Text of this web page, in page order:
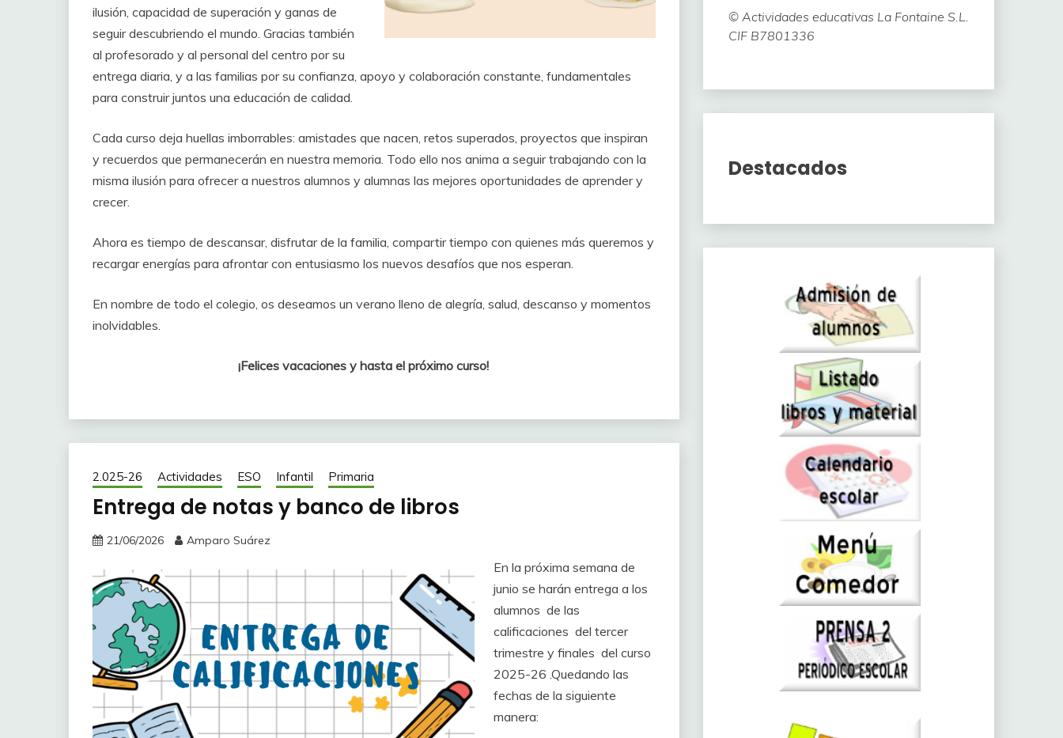
ilusión, capacidad de superación y ganas de
seguir descubriendo el mundo. Gracias también
al profesorado y al personal del centro por su
entrega diaria, y a las familias por su confianza, apoyo y colaboración constante, fundamentales
para construir juntos una educación de calidad.
Cada curso deja huellas imborrables: amistades que nacen, retos superados, proyectos que inspiran
y recuerdos que permanecerán en nuestra memoria. Todo ello nos anima a seguir trabajando con la
misma ilusión para ofrecer a nuestros alumnos y alumnas las mejores oportunidades de aprender y
crecer.
Ahora es tiempo de descansar, disfrutar de la familia, compartir tiempo con quienes más queremos y
recargar energías para afrontar con entusiasmo los nuevos desafíos que nos esperan.
En nombre de todo el colegio, os deseamos un verano lleno de alegría, salud, descanso y momentos
inolvidables.
¡Felices vacaciones y hasta el próximo curso!
2.025-26 Actividades ESO Infantil Primaria
Entrega de notas y banco de libros
21/06/2026 Amparo Suárez
En la próxima semana de
junio se harán entrega a los
alumnos de las
calificaciones del tercer
trimestre y finales del curso
2025-26 .Quedando las
fechas de la siguiente
manera:
© Actividades educativas La Fontaine S.L.
CIF B7801336
Destacados